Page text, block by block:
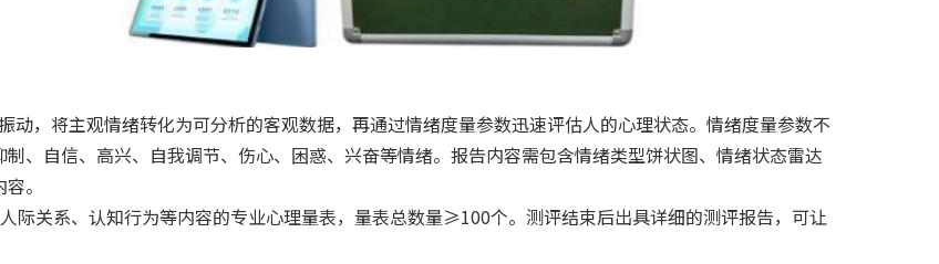
，将主观情绪转化为可分析的客观数据，再通过情绪度量参数迅速评估人的心理状态。情绪度量参数不
、自信、高兴、自我调节、伤心、困惑、兴奋等情绪。报告内容需包含情绪类型饼状图、情绪状态雷达
。
际关系、认知行为等内容的专业心理量表，量表总数量≥100个。测评结束后出具详细的测评报告，可让